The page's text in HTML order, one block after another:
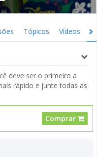
Tópicos Vídeos
deve ser o primeiro a
rápido e junte todas as
Comprar